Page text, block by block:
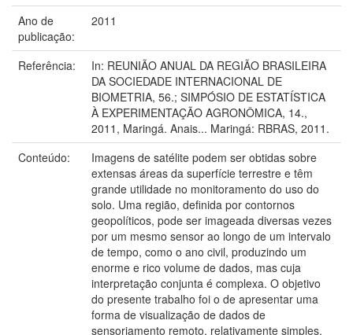
Ano de
publicação:
2011
Referência:
In: REUNIÃO ANUAL DA REGIÃO BRASILEIRA
DA SOCIEDADE INTERNACIONAL DE
BIOMETRIA, 56.; SIMPÓSIO DE ESTATÍSTICA
À EXPERIMENTAÇÃO AGRONÔMICA, 14.,
2011, Maringá. Anais... Maringá: RBRAS, 2011.
Conteúdo:
Imagens de satélite podem ser obtidas sobre
extensas áreas da superfície terrestre e têm
grande utilidade no monitoramento do uso do
solo. Uma região, definida por contornos
geopolíticos, pode ser imageada diversas vezes
por um mesmo sensor ao longo de um intervalo
de tempo, como o ano civil, produzindo um
enorme e rico volume de dados, mas cuja
interpretação conjunta é complexa. O objetivo
do presente trabalho foi o de apresentar uma
forma de visualização de dados de
sensoriamento remoto, relativamente simples,